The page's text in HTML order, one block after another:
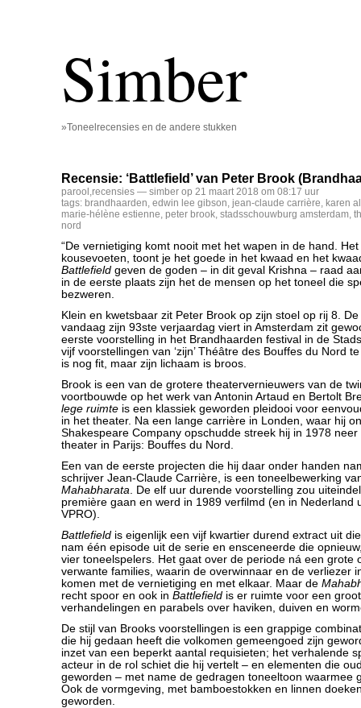
Simber
»Toneelrecensies en de andere stukken
Recensie: ‘Battlefield’ van Peter Brook
parool ,recensies — simber op 21 maart 2018 om 08:17 uur
tags: brandhaarden, edwin lee gibson, jean-claude carrière, karen
marie-hélène estienne, peter brook, stadsschouwburg amsterdam,
nord
“De vernietiging komt nooit met het wapen in de hand.
kousevoeten, toont je het goede in het kwaad en het
Battlefield geven de goden – in dit geval Krishna – raad
in de eerste plaats zijn het de mensen op het toneel die
bezweren.
Klein en kwetsbaar zit Peter Brook op zijn stoel op rij 8.
vandaag zijn 93ste verjaardag viert in Amsterdam zit
eerste voorstelling in het Brandhaarden festival in de
vijf voorstellingen van ‘zijn’ Théâtre des Bouffes du Nord
is nog fit, maar zijn lichaam is broos.
Brook is een van de grotere theatervernieuwers van de
voortbouwde op het werk van Antonin Artaud en Bertolt
lege ruimte is een klassiek geworden pleidooi voor
in het theater. Na een lange carrière in Londen, waar hij
Shakespeare Company opschudde streek hij in 1978
theater in Parijs: Bouffes du Nord.
Een van de eerste projecten die hij daar onder handen
schrijver Jean-Claude Carrière, is een toneelbewerking
Mahabharata. De elf uur durende voorstelling zou
première gaan en werd in 1989 verfilmd (en in Nederland
VPRO).
Battlefield is eigenlijk een vijf kwartier durend extract uit
nam één episode uit de serie en ensceneerde die
vier toneelspelers. Het gaat over de periode ná een grote
verwante families, waarin de overwinnaar en de verliezer
komen met de vernietiging en met elkaar. Maar de
recht spoor en ook in Battlefield is er ruimte voor een
verhandelingen en parabels over haviken, duiven en
De stijl van Brooks voorstellingen is een grappige
die hij gedaan heeft die volkomen gemeengoed zijn
inzet van een beperkt aantal requisieten; het verhalende
acteur in de rol schiet die hij vertelt – en elementen die
geworden – met name de gedragen toneeltoon waarmee
Ook de vormgeving, met bamboestokken en linnen
geworden.